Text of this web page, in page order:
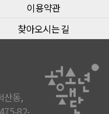
이용약관
찾아오시는 길
산동,
82-